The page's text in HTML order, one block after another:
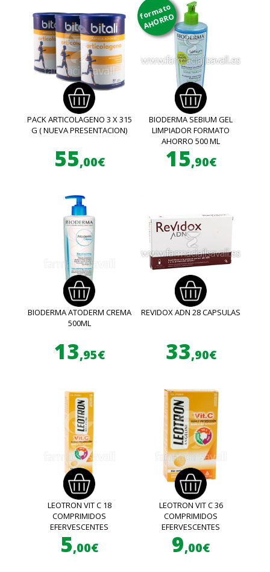
PACK ARTICOLAGENO 3 X 315
G ( NUEVA PRESENTACION)
55,00€
formato
AHORRO
BIODERMA SEBIUM GEL
LIMPIADOR FORMATO
AHORRO 500 ML
15,90€
BIODERMA ATODERM CREMA
500ML
13,95€
REVIDOX ADN 28 CAPSULAS
33,90€
LEOTRON VIT C 18
COMPRIMIDOS
EFERVESCENTES
5,00€
LEOTRON VIT C 36
COMPRIMIDOS
EFERVESCENTES
9,00€